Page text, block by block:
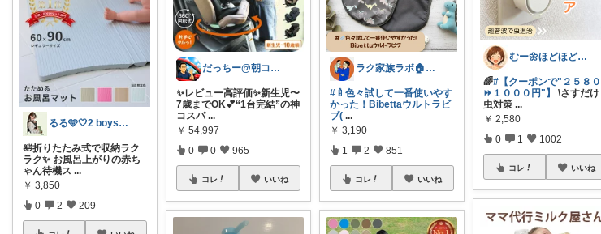
るる🩵🤍2 boys mama⁺◟✿
🛀折りたたみ式で収納ラク
ラク✨ お風呂上がりの赤ち
ゃん待機ス ...
￥ 3,850
0 2 209
だっちー@朝コレ5時🚗カー用品探求家
✨レビュー高評価✨新生児〜
7歳までOK💕“1台完結”の神
コスパ ...
￥ 54,997
0 0 965
コレ いいね
ラク家族ラボ🏠️30代子育てパパルーム
#🍼色々試して一番使いやす
かった！Bibettaウルトラビ
ブ( ...
￥ 3,190
1 2 851
コレ いいね
むー🌼ほどほど生活🌼
🌈#【クーポンで"２５８０
⏩️１０００円"】
\さすだけ
虫対策 ...
￥ 2,580
0 1 1002
コレ いいね